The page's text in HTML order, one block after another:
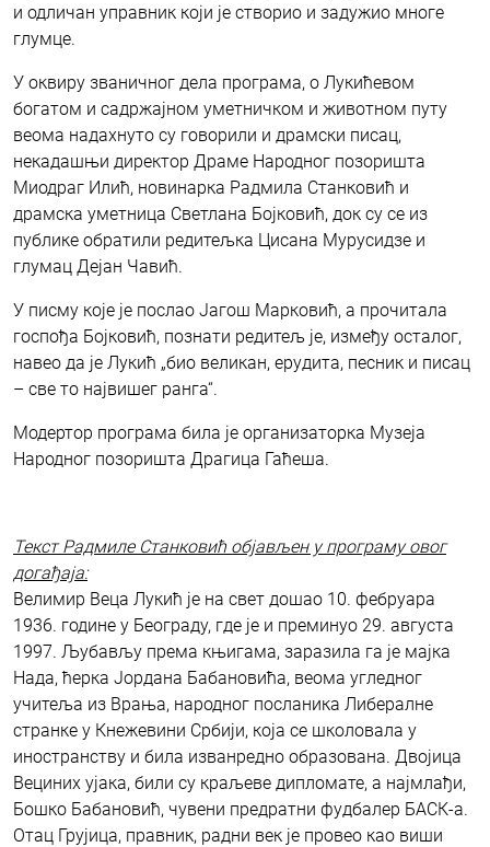
и одличан управник који је створио и задужио многе
глумце.
У оквиру званичног дела програма, о Лукићевом
богатом и садржајном уметничком и животном путу
веома надахнуто су говорили и драмски писац,
некадашњи директор Драме Народног позоришта
Миодраг Илић, новинарка Радмила Станковић и
драмска уметница Светлана Бојковић, док су се из
публике обратили редитељка Цисана Мурусидзе и
глумац Дејан Чавић.
У писму које је послао Јагош Марковић, а прочитала
госпођа Бојковић, познати редитељ је, између осталог,
навео да је Лукић „био великан, ерудита, песник и писац
– све то највишег ранга“.
Модертор програма била је организаторка Музеја
Народног позоришта Драгица Гаћеша.
Текст Радмиле Станковић објављен у програму овог
догађаја:
Велимир Веца Лукић је на свет дошао 10. фебруара
1936. године у Београду, где је и преминуо 29. августа
1997. Љубављу према књигама, заразила га је мајка
Нада, ћерка Јордана Бабановића, веома угледног
учитеља из Врања, народног посланика Либералне
странке у Кнежевини Србији, која се школовала у
иностранству и била изванредно образована. Двојица
Вециних ујака, били су краљеве дипломате, а најмлађи,
Бошко Бабановић, чувени предратни фудбалер БАСК-а.
Отац Грујица, правник, радни век је провео као виши